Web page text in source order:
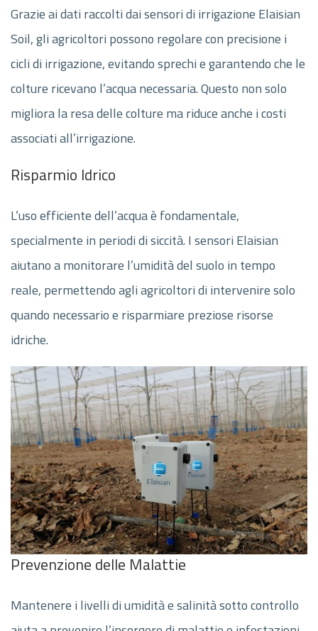
Grazie ai dati raccolti dai sensori di irrigazione Elaisian
Soil, gli agricoltori possono regolare con precisione i
cicli di irrigazione, evitando sprechi e garantendo che le
colture ricevano l’acqua necessaria. Questo non solo
migliora la resa delle colture ma riduce anche i costi
associati all’irrigazione.
Risparmio Idrico
L’uso efficiente dell’acqua è fondamentale,
specialmente in periodi di siccità. I sensori Elaisian
aiutano a monitorare l’umidità del suolo in tempo
reale, permettendo agli agricoltori di intervenire solo
quando necessario e risparmiare preziose risorse
idriche.
Prevenzione delle Malattie
Mantenere i livelli di umidità e salinità sotto controllo